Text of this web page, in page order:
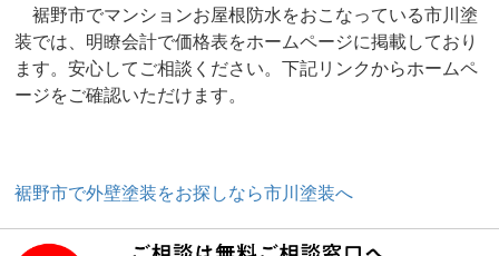
裾野市でマンションお屋根防水をおこなっている市川塗
装では、明瞭会計で価格表をホームページに掲載しており
ます。安心してご相談ください。下記リンクからホームペ
ージをご確認いただけます。
裾野市で外壁塗装をお探しなら市川塗装へ